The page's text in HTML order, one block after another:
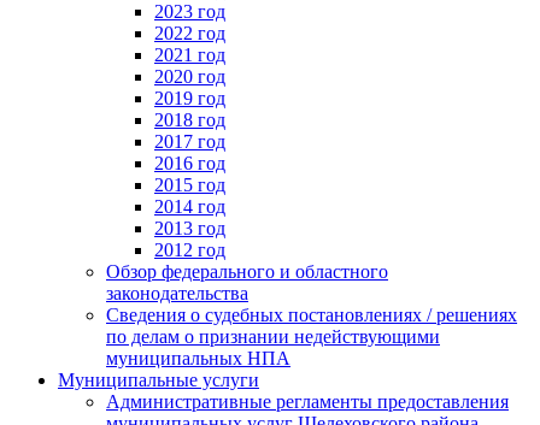
2023 год
2022 год
2021 год
2020 год
2019 год
2018 год
2017 год
2016 год
2015 год
2014 год
2013 год
2012 год
Обзор федерального и областного
законодательства
Сведения о судебных постановлениях / решениях
по делам о признании недействующими
муниципальных НПА
Муниципальные услуги
Административные регламенты предоставления